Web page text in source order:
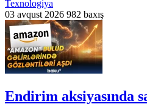
Texnologiya
03 avqust 2026 982 baxış
Endirim aksiyasında